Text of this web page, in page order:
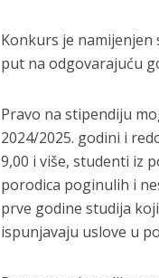
Konkurs je
put na odgovarajuću
Pravo na stipendiju
2024/2025. godini i
9,00 i više, studenti iz
porodica poginulih i
prve godine studija
ispunjavaju uslove u